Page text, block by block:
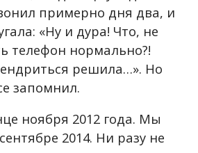
примерно дня два, и
«Ну и дура! Что, не
телефон нормально?!
решила…». Но
запомнил.
ноября 2012 года. Мы
2014. Ни разу не